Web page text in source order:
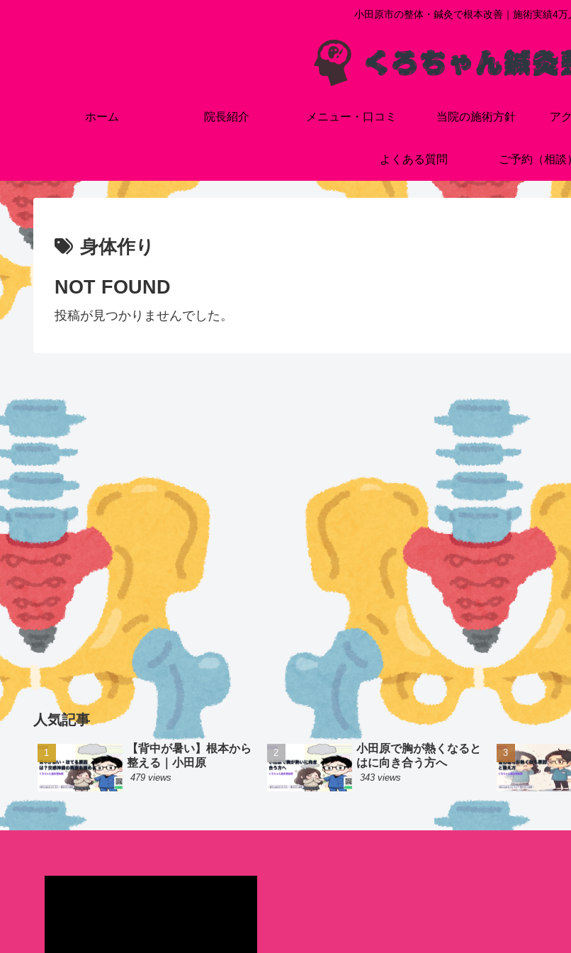
小田原市の整体・鍼灸で根本改善｜施術実績4万
ホーム 院長紹介 メニュー・口コミ 当院の施術方針 ア
よくある質問 ご予約（相談
身体作り
NOT FOUND
投稿が見つかりませんでした。
人気記事
【背中が暑い】根本から
整える｜小田原
479 views
小田原で胸が熱くなると
はに向き合う方へ
343 views